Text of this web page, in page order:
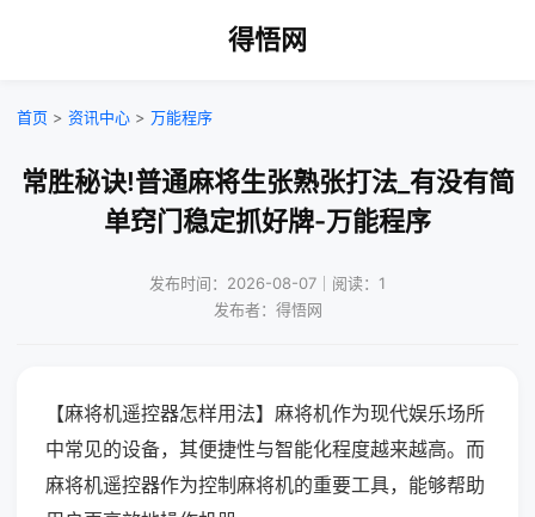
得悟网
首页 > 资讯中心 > 万能程序
常胜秘诀!普通麻将生张熟张打法_有没有简
单窍门稳定抓好牌-万能程序
发布时间：2026-08-07｜阅读：1
发布者：得悟网
【麻将机遥控器怎样用法】麻将机作为现代娱乐场所
中常见的设备，其便捷性与智能化程度越来越高。而
麻将机遥控器作为控制麻将机的重要工具，能够帮助